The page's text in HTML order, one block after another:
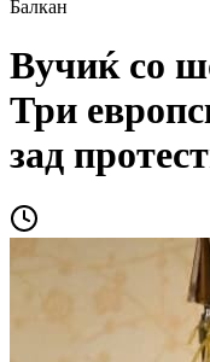
Балкан
Вучиќ со
Три
зад